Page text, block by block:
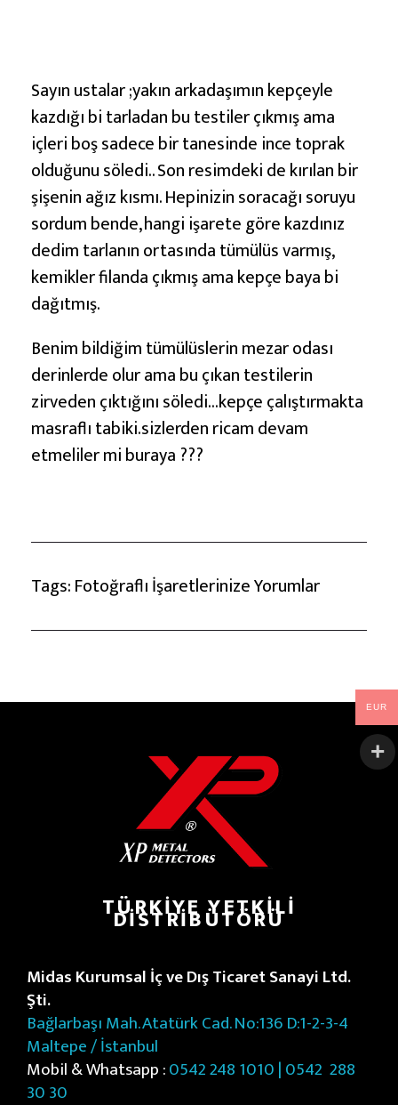
ı
T
e
s
t
i
l
e
Sayın ustalar ;yakın arkadaşımın kepçeyle
kazdığı bi tarladan bu testiler çıkmış ama
içleri boş sadece bir tanesinde ince toprak
olduğunu söledi.. Son resimdeki de kırılan bir
şişenin ağız kısmı. Hepinizin soracağı soruyu
sordum bende, hangi işarete göre kazdınız
dedim tarlanın ortasında tümülüs varmış,
kemikler filanda çıkmış ama kepçe baya bi
dağıtmış.
Benim bildiğim tümülüslerin mezar odası
derinlerde olur ama bu çıkan testilerin
zirveden çıktığını söledi…kepçe çalıştırmakta
masraflı tabiki.sizlerden ricam devam
etmeliler mi buraya ???
Tags:Fotoğraflı İşaretlerinize Yorumlar
TÜRKIYE YETKILI
DISTRIBÜTÖRÜ
Midas Kurumsal İç ve Dış Ticaret Sanayi Ltd.
Şti.
Bağlarbaşı Mah. Atatürk Cad. No:136 D:1-2-3-4
Maltepe / İstanbul
Mobil & Whatsapp :0542 248 1010 | 0542 288
30 30
EUR